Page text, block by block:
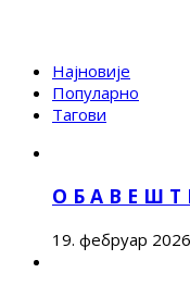
Најновије
Популарно
Тагови
О Б А В Е Ш Т
19. фебруар